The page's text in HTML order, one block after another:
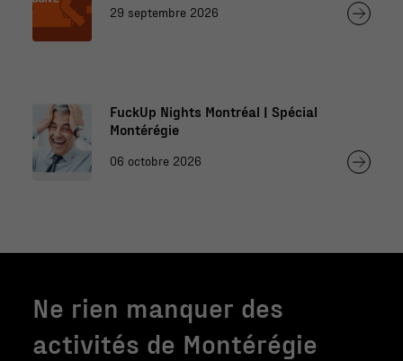
29 septembre 2026
FuckUp Nights Montréal | Spécial
Montérégie
06 octobre 2026
Ne rien manquer des
activités de Montérégie